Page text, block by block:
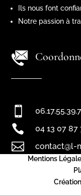
Ils nous font
Notre passion à

 04 13 07 87
 contact@l-
Mentions